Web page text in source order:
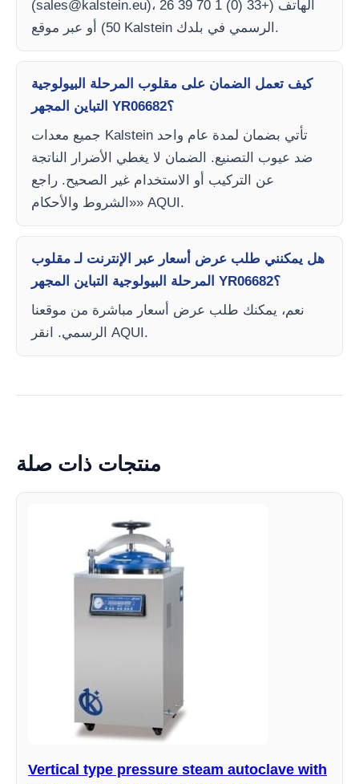
(sales@kalstein.eu)، الهاتف (+33 (0) 1 70 39 26
50) أو عبر موقع Kalstein الرسمي في بلدك.
كيف تعمل الضمان على مقلوب المرحلة البيولوجية
التباين المجهر YR06682؟
جميع معدات Kalstein تأتي بضمان لمدة عام واحد
ضد عيوب التصنيع. الضمان لا يغطي الأضرار الناتجة
عن التركيب أو الاستخدام غير الصحيح. راجع
«الشروط والأحكام» AQUI.
هل يمكنني طلب عرض أسعار عبر الإنترنت لـ مقلوب
المرحلة البيولوجية التباين المجهر YR06682؟
نعم، يمكنك طلب عرض أسعار مباشرة من موقعنا
الرسمي. انقر AQUI.
منتجات ذات صلة
Vertical type pressure steam autoclave with